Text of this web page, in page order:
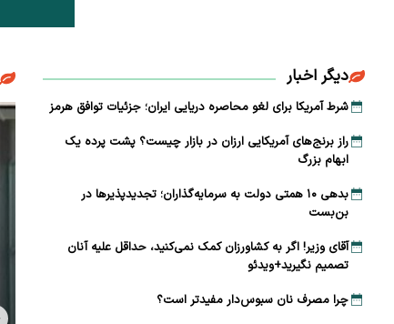
دیگر اخبار
شرط آمریکا برای لغو محاصره دریایی ایران؛ جزئیات توافق هرمز
راز برنج‌های آمریکایی ارزان در بازار چیست؟ پشت پرده یک
ابهام بزرگ
بدهی ۱۰ همتی دولت به سرمایه‌گذاران؛ تجدیدپذیرها در
بن‌بست
آقای وزیر! اگر به کشاورزان کمک نمی‌کنید، حداقل علیه آنان
تصمیم نگیرید+ویدئو
چرا مصرف نان سبوس‌دار مفیدتر است؟